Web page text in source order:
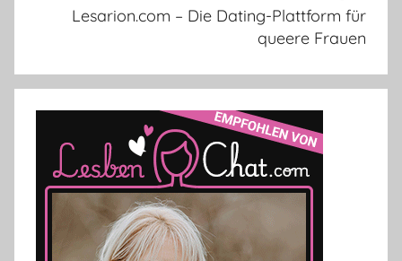
Lesarion.com – Die Dating-Plattform für
queere Frauen